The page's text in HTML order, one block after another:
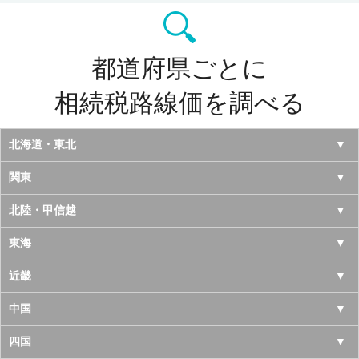
都道府県ごとに
相続税路線価を調べる
北海道・東北
北海道
青森県
岩手県
宮城県
秋田県
山形県
関東
東京都
神奈川県
千葉県
埼玉県
茨城県
北陸・甲信越
山梨県
長野県
新潟県
富山県
東海
愛知県
岐阜県
三重県
近畿
大阪府
京都府
中国
鳥取県
四国